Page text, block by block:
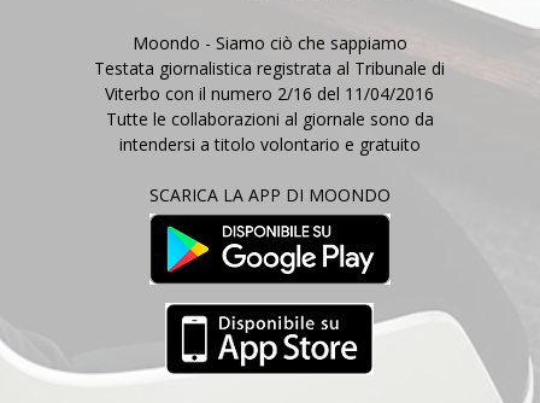
Moondo - Siamo ciò che sappiamo
Testata giornalistica registrata al Tribunale di
Viterbo con il numero 2/16 del 11/04/2016
Tutte le collaborazioni al giornale sono da
intendersi a titolo volontario e gratuito
SCARICA LA APP DI MOONDO